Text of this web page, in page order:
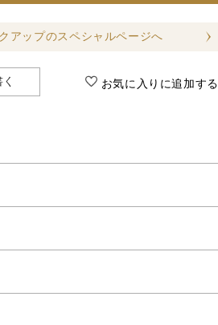
アップのスペシャルページへ
お気に入りに追加する